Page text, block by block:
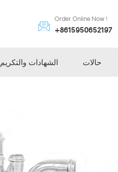
Order Online Now !
+8615950652197
الشهادات والتكريم حالات